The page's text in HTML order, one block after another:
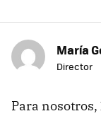
María
Director
Para